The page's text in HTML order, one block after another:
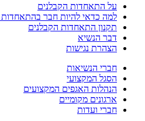
על התאחדות הקבלנים
למה כדאי להיות חבר בהתאחדות
תקנון התאחדות הקבלנים
דבר הנשיא
הצהרת נגישות
חברי הנשיאות
הסגל המקצועי
הנהלות האגפים המקצועים
ארגונים מקומיים
חברי ועדות